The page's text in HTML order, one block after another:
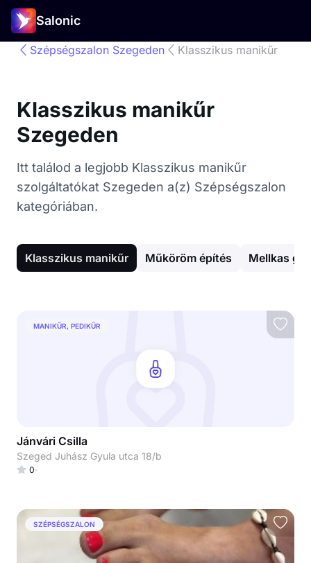
Salonic
Szépségszalon Szegeden Klasszikus manikűr
Klasszikus manikűr
Szegeden
Itt találod a legjobb Klasszikus manikűr
szolgáltatókat Szegeden a(z) Szépségszalon
kategóriában.
Klasszikus manikűr Műköröm építés Mellkas
MANIKŰR, PEDIKŰR
Jánvári Csilla
Szeged Juhász Gyula utca 18/b
0
SZÉPSÉGSZALON